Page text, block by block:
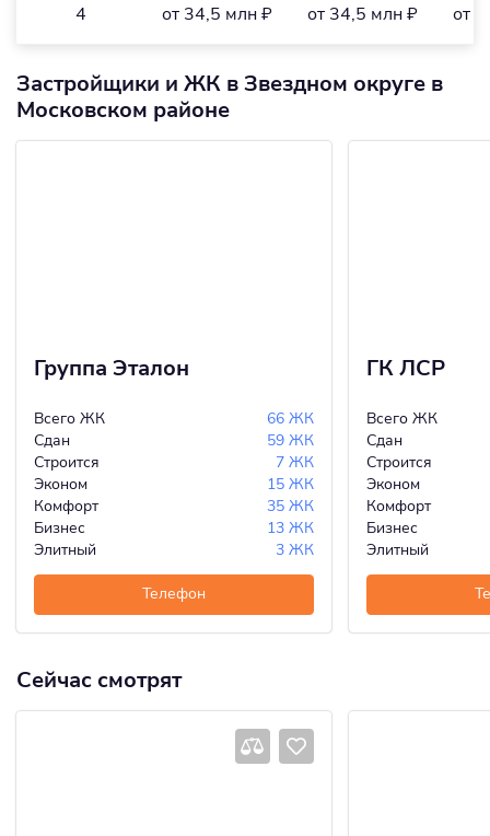
4 от 34,5 млн ₽ от 34,5 млн ₽ от
Застройщики и ЖК в Звездном округе в
Московском районе
Группа Эталон
Всего ЖК
66 ЖК
Сдан
59 ЖК
Строится
7 ЖК
Эконом
15 ЖК
Комфорт
35 ЖК
Бизнес
13 ЖК
Элитный
3 ЖК
Телефон
ГК ЛСР
Всего ЖК
Сдан
Строится
Эконом
Комфорт
Бизнес
Элитный
Сейчас смотрят